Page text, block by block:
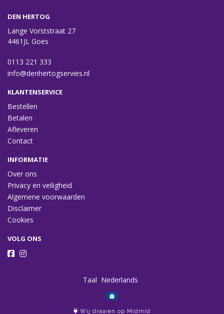
DEN HERTOG
Lange Vorststraat 27
4461JL Goes
0113 221 333
info@denhertogservies.nl
KLANTENSERVICE
Bestellen
Betalen
Afleveren
Contact
INFORMATIE
Over ons
Privacy en veiligheid
Algemene voorwaarden
Disclaimer
Cookies
VOLG ONS
Taal
Wij draaien op Midmid